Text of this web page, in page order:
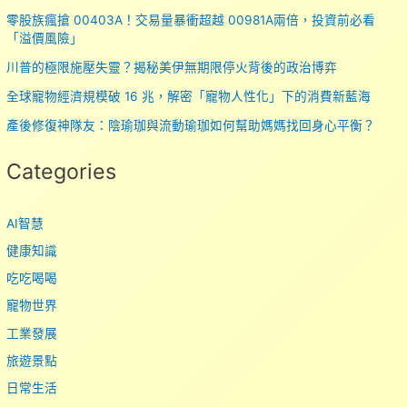
零股族瘋搶 00403A！交易量暴衝超越 00981A兩倍，投資前必看
「溢價風險」
川普的極限施壓失靈？揭秘美伊無期限停火背後的政治博弈
全球寵物經濟規模破 16 兆，解密「寵物人性化」下的消費新藍海
產後修復神隊友：陰瑜珈與流動瑜珈如何幫助媽媽找回身心平衡？
Categories
AI智慧
健康知識
吃吃喝喝
寵物世界
工業發展
旅遊景點
日常生活